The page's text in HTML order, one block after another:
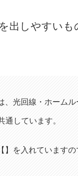
出しやすいも
、光回線・ホームル
しています。
】を入れていますの